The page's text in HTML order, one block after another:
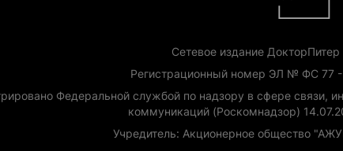
Сетевое издание ДокторПитер
Регистрационный номер ЭЛ № ФС 77
Федеральной службой по надзору в сфере связи,
коммуникаций (Роскомнадзор)
Учредитель: Акционерное общество